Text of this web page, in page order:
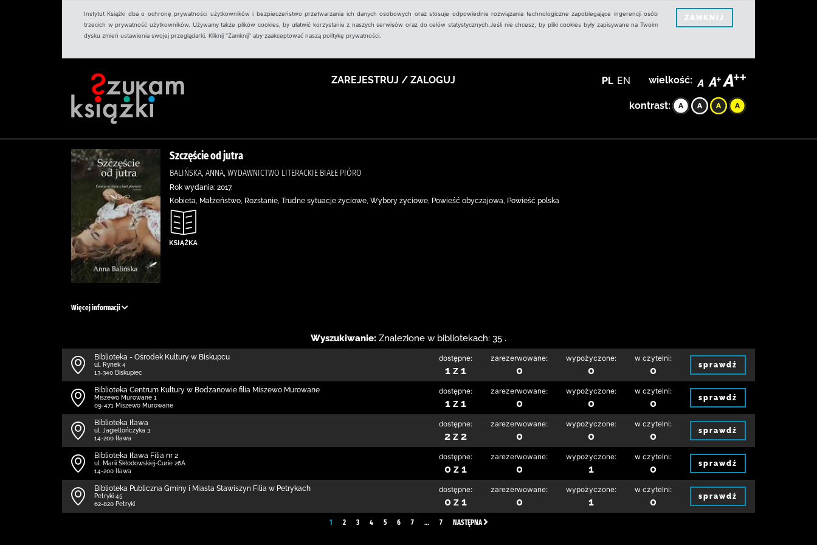
Instytut Książki dba o ochronę prywatności użytkowników i bezpieczeństwo przetwarzania ich danych osobowych oraz stosuje odpowiednie rozwiązania technologiczne zapobiegające ingerencji osób
trzecich w prywatność użytkowników. Używamy także plików cookies, by ułatwić korzystanie z naszych serwisów oraz do celów statystycznych.Jeśli nie chcesz, by pliki cookies były zapisywane na Twoim
dysku zmień ustawienia swojej przeglądarki. Kliknij "Zamknij" aby zaakceptować naszą politykę prywatności.
ZAMKNIJ
ZAREJESTRUJ / ZALOGUJ PL EN wielkość:
kontrast:
Szczęście od jutra
BALIŃSKA, ANNA, WYDAWNICTWO LITERACKIE BIAŁE PIÓRO
Rok wydania: 2017.
Kobieta, Małżeństwo, Rozstanie, Trudne sytuacje życiowe, Wybory życiowe, Powieść obyczajowa, Powieść polska
Więcej informacji
Wyszukiwanie: Znalezione w bibliotekach: 35 .
Biblioteka - Ośrodek Kultury w Biskupcu
ul. Rynek 4
13-340 Biskupiec
dostępne:
1 z 1
zarezerwowane:
0
wypożyczone:
0
w czytelni:
0 sprawdź
Biblioteka Centrum Kultury w Bodzanowie filia Miszewo Murowane
Miszewo Murowane 1
09-471 Miszewo Murowane
dostępne:
1 z 1
zarezerwowane:
0
wypożyczone:
0
w czytelni:
0 sprawdź
Biblioteka Iława
ul. Jagiellończyka 3
14-200 Iława
dostępne:
2 z 2
zarezerwowane:
0
wypożyczone:
0
w czytelni:
0 sprawdź
Biblioteka Iława Filia nr 2
ul. Marii Skłodowskiej-Curie 26A
14-200 Iława
dostępne:
0 z 1
zarezerwowane:
0
wypożyczone:
1
w czytelni:
0 sprawdź
Biblioteka Publiczna Gminy i Miasta Stawiszyn Filia w Petrykach
Petryki 45
62-820 Petryki
dostępne:
0 z 1
zarezerwowane:
0
wypożyczone:
1
w czytelni:
0 sprawdź
1 2 3 4 5 6 7 … 7 NASTĘPNA